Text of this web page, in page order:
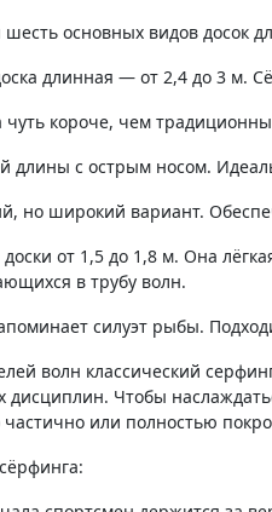
шесть основных видов досок
длинная — от 2,4 до 3 м.
чуть короче, чем
длины с острым носом.
но широкий вариант.
в трубу волн.
силуэт рыбы.
волн классический
дисциплин. Чтобы
или полностью